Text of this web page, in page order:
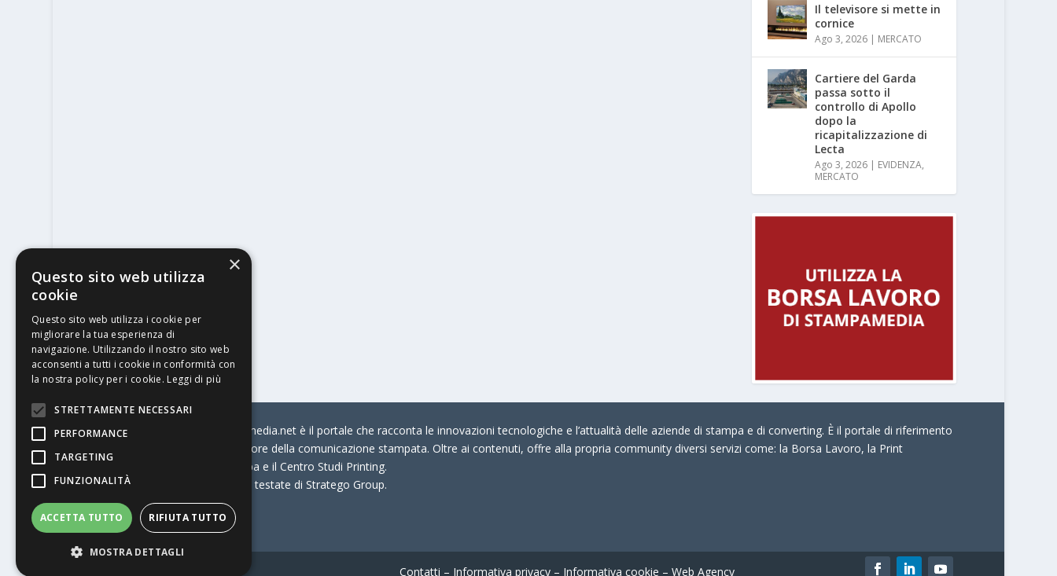
Il televisore si mette in
cornice
Ago 3, 2026 | MERCATO
Cartiere del Garda
passa sotto il
controllo di Apollo
dopo la
ricapitalizzazione di
Lecta
Ago 3, 2026 | EVIDENZA,
MERCATO
© Stratego Group –
stampamedia.net è il portale che racconta le innovazioni tecnologiche e l’attualità delle aziende di stampa e di converting. È il portale di riferimento
per chi opera in Italia nel settore della comunicazione stampata. Oltre ai contenuti, offre alla propria community diversi servizi come: la Borsa Lavoro, la Print
Connection, i Big della Stampa e il Centro Studi Printing.
Stampamedia.net è una delle testate di Stratego Group.
Partita IVA07921450156
Contatti – Informativa privacy– Informativa cookie – Web Agency
×
Questo sito web utilizza
cookie
Questo sito web utilizza i cookie per
migliorare la tua esperienza di
navigazione. Utilizzando il nostro sito web
acconsenti a tutti i cookie in conformità con
la nostra policy per i cookie. Leggi di più
STRETTAMENTE NECESSARI
PERFORMANCE
TARGETING
FUNZIONALITÀ
ACCETTA TUTTO RIFIUTA TUTTO
MOSTRA DETTAGLI